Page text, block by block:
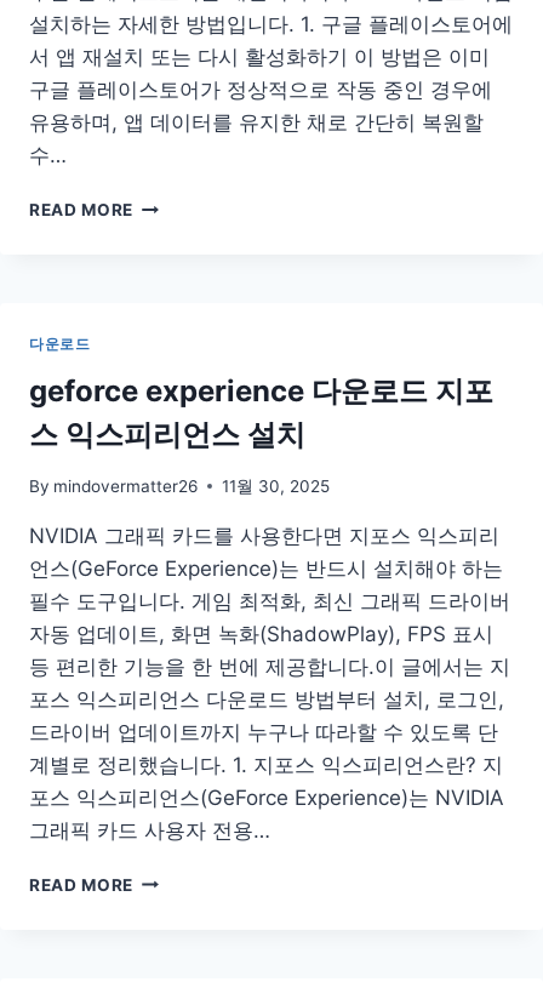
설치하는 자세한 방법입니다. 1. 구글 플레이스토어에
서 앱 재설치 또는 다시 활성화하기 이 방법은 이미
구글 플레이스토어가 정상적으로 작동 중인 경우에
유용하며, 앱 데이터를 유지한 채로 간단히 복원할
수…
READ MORE
어
다
운
드
앱
설
방
법
재
설
치
링
크
다운로드
geforce experience 다운로드 지포
스 익스피리언스 설치
By mindovermatter26 11월 30, 2025
NVIDIA 그래픽 카드를 사용한다면 지포스 익스피리
언스(GeForce Experience)는 반드시 설치해야 하는
필수 도구입니다. 게임 최적화, 최신 그래픽 드라이버
자동 업데이트, 화면 녹화(ShadowPlay), FPS 표시
등 편리한 기능을 한 번에 제공합니다.이 글에서는 지
포스 익스피리언스 다운로드 방법부터 설치, 로그인,
드라이버 업데이트까지 누구나 따라할 수 있도록 단
계별로 정리했습니다. 1. 지포스 익스피리언스란? 지
포스 익스피리언스(GeForce Experience)는 NVIDIA
그래픽 카드 사용자 전용…
READ MORE GEFORCE